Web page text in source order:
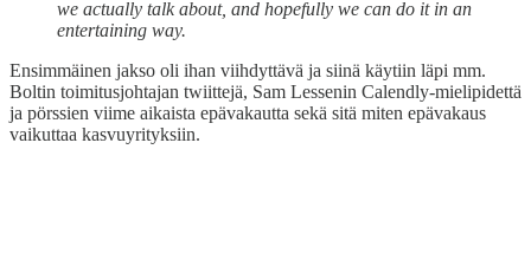
we actually talk about, and hopefully we can do it in an
entertaining way.
Ensimmäinen jakso oli ihan viihdyttävä ja siinä käytiin läpi mm.
Boltin toimitusjohtajan twiittejä, Sam Lessenin Calendly-mielipidettä
ja pörssien viime aikaista epävakautta sekä sitä miten epävakaus
vaikuttaa kasvuyrityksiin.